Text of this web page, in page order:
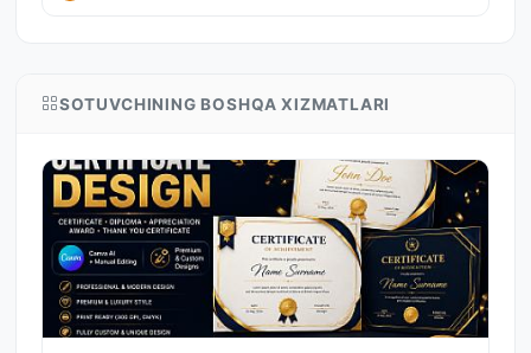
SOTUVCHINING BOSHQA XIZMATLARI